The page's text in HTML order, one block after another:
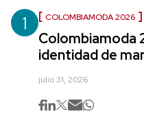
1 COLOMBIAMODA 2026
Colombiamoda
identidad de
julio 31, 2026